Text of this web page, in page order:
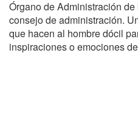
Órgano de Administración
consejo de administración.
que hacen al hombre dócil
inspiraciones o emociones